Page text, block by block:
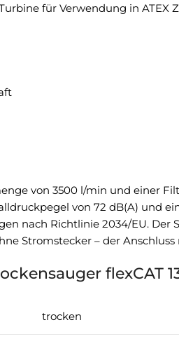
für Verwendung in ATEX
von 3500 l/min und einer
von 72 dB(A) und
nach Richtlinie 2034/EU.
Stromstecker – der
flexCAT
trocken